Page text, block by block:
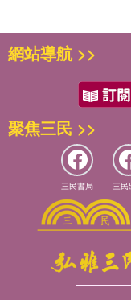
網站導航 >>
聚焦三民 >>
三民書局 三民